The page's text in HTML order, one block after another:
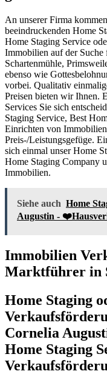
An unserer Firma
beeindruckenden Home
Home Staging Service
Immobilien auf der Suche
Schartenmühle,
ebenso wie
vorbei. Qualitativ
Preisen bieten wir Ihnen.
Services Sie sich
Staging Service, Best
Einrichten von
Preis-/Leistungsgefüge.
sich einmal unser Home
Home Staging Company
Immobilien.
Siehe auch Home
Augustin -
Immobilien
Marktführer in
Home Staging
Cornelia
Home Staging